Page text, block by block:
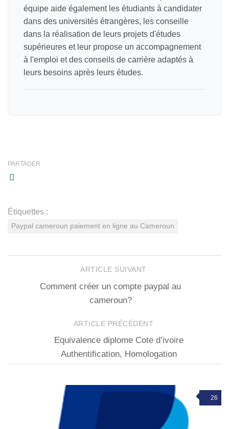
équipe aide également les étudiants à candidater
dans des universités étrangères, les conseille
dans la réalisation de leurs projets d'études
supérieures et leur propose un accompagnement
à l'emploi et des conseils de carrière adaptés à
leurs besoins après leurs études.
PARTAGER
Étiquettes :
Paypal cameroun paiement en ligne au Cameroun
ARTICLE SUIVANT
Comment créer un compte paypal au
cameroun?
ARTICLE PRÉCÉDENT
Equivalence diplome Cote d’ivoire
Authentification, Homologation
26